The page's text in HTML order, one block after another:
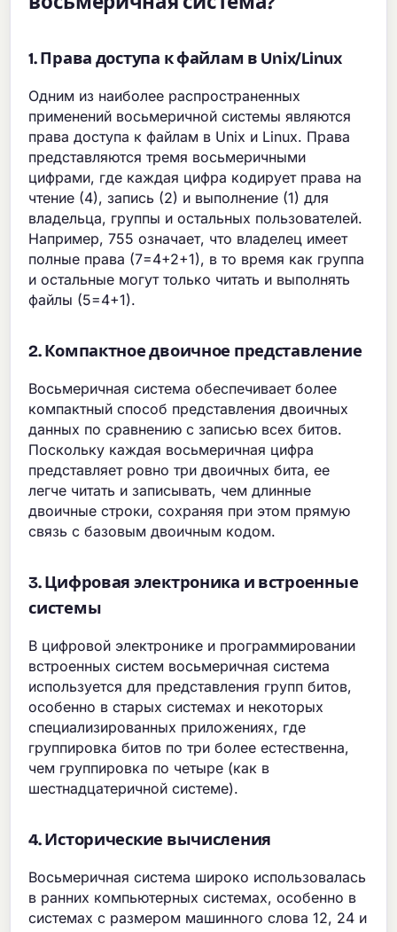
1. Права доступа к файлам в Unix/Linux
Одним из наиболее распространенных
применений восьмеричной системы являются
права доступа к файлам в Unix и Linux. Права
представляются тремя восьмеричными
цифрами, где каждая цифра кодирует права на
чтение (4), запись (2) и выполнение (1) для
владельца, группы и остальных пользователей.
Например, 755 означает, что владелец имеет
полные права (7=4+2+1), в то время как группа
и остальные могут только читать и выполнять
файлы (5=4+1).
2. Компактное двоичное представление
Восьмеричная система обеспечивает более
компактный способ представления двоичных
данных по сравнению с записью всех битов.
Поскольку каждая восьмеричная цифра
представляет ровно три двоичных бита, ее
легче читать и записывать, чем длинные
двоичные строки, сохраняя при этом прямую
связь с базовым двоичным кодом.
3. Цифровая электроника и встроенные
системы
В цифровой электронике и программировании
встроенных систем восьмеричная система
используется для представления групп битов,
особенно в старых системах и некоторых
специализированных приложениях, где
группировка битов по три более естественна,
чем группировка по четыре (как в
шестнадцатеричной системе).
4. Исторические вычисления
Восьмеричная система широко использовалась
в ранних компьютерных системах, особенно в
системах с размером машинного слова 12, 24 и